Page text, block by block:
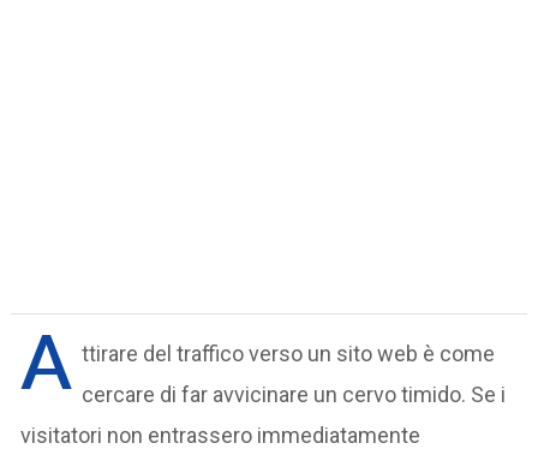
A ttirare del traffico verso un sito web è come
cercare di far avvicinare un cervo timido. Se i
visitatori non entrassero immediatamente